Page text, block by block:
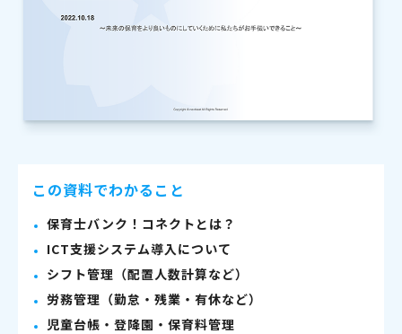
この資料でわかること
保育士バンク！コネクトとは？
ICT支援システム導入について
シフト管理（配置人数計算など）
労務管理（勤怠・残業・有休など）
児童台帳・登降園・保育料管理